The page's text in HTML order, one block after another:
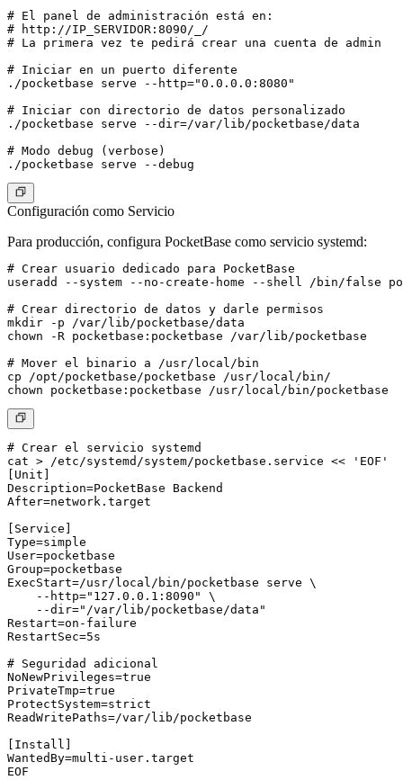
# El panel de administración está en:
# http://IP_SERVIDOR:8090/_/
# La primera vez te pedirá crear una cuenta de admin
# Iniciar en un puerto diferente
./pocketbase serve --http="0.0.0.0:8080"
# Iniciar con directorio de datos personalizado
./pocketbase serve --dir=/var/lib/pocketbase/data
# Modo debug (verbose)
Configuración como Servicio
Para producción, configura PocketBase como servicio systemd:
# Crear usuario dedicado para PocketBase
useradd --system --no-create-home --shell /bin/false
# Crear directorio de datos y darle permisos
mkdir -p /var/lib/pocketbase/data
chown -R pocketbase:pocketbase /var/lib/pocketbase
# Mover el binario a /usr/local/bin
cp /opt/pocketbase/pocketbase /usr/local/bin/
# Crear el servicio systemd
cat > /etc/systemd/system/pocketbase.service << 'EOF'
[Unit]
Description=PocketBase Backend
After=network.target
[Service]
Type=simple
User=pocketbase
Group=pocketbase
ExecStart=/usr/local/bin/pocketbase serve \
    --http="127.0.0.1:8090" \
    --dir="/var/lib/pocketbase/data"
Restart=on-failure
RestartSec=5s
# Seguridad adicional
NoNewPrivileges=true
PrivateTmp=true
ProtectSystem=strict
ReadWritePaths=/var/lib/pocketbase
[Install]
WantedBy=multi-user.target
EOF